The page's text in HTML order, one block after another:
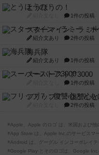
とうほうの！
1件の投稿
スターマイン・ラミ
紹介文あり 2件の投稿
海兵隊
紹介文あり 1件の投稿
スーパーストア3000
1件の投稿
フリップ７：復讐心
2件の投稿
※Apple、Apple のロゴ は、米国および他
※App Store は、Apple Inc.のサービスマー
※Android は、グーグル インコーポレイテ
※Google Play とそのロゴは、Google Inc.